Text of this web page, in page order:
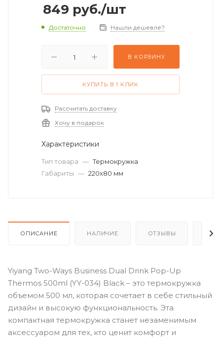
849 руб./шт
Достаточно Нашли дешевле?
В КОРЗИНУ
КУПИТЬ В 1 КЛИК
Рассчитать доставку
Хочу в подарок
Характеристики
Тип товара — Термокружка
Габариты — 220х80 мм
ОПИСАНИЕ НАЛИЧИЕ ОТЗЫВЫ
Yiyang Two-Ways Business Dual Drink Pop-Up
Thermos 500ml (YY-034) Black – это термокружка
объемом 500 мл, которая сочетает в себе стильный
дизайн и высокую функциональность. Эта
компактная термокружка станет незаменимым
аксессуаром для тех, кто ценит комфорт и